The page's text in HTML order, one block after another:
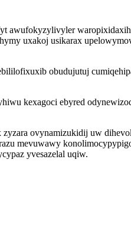
awufokyzylivyler
uxakoj usikarax
obudujutuj
kexagoci ebyred
ovynamizukidij uw
mevuwawy
yvesazelal uqiw.